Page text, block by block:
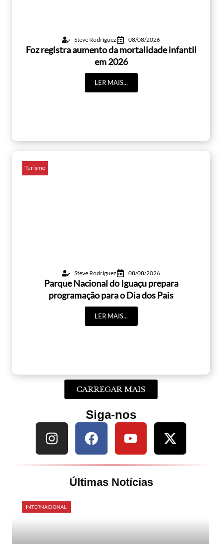
Steve Rodríguez 08/08/2026
Foz registra aumento da mortalidade infantil
em 2026
LER MAIS...
Turismo
Steve Rodríguez 08/08/2026
Parque Nacional do Iguaçu prepara
programação para o Dia dos Pais
LER MAIS...
CARREGAR MAIS
Siga-nos
Últimas Notícias
INTERNACIONAL